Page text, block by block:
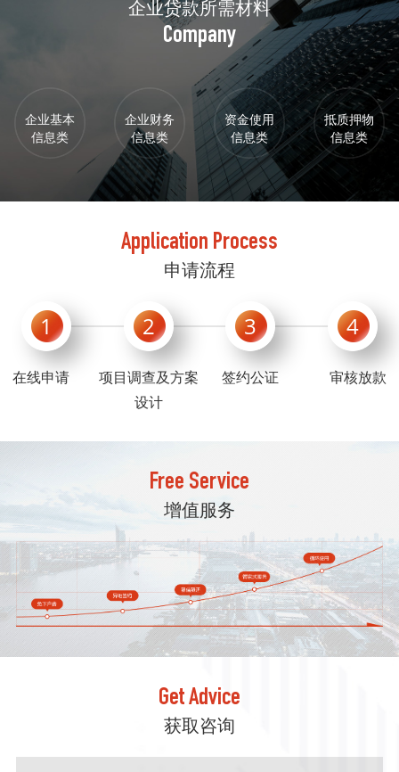
企业贷款所需材料
Company
企业基本
信息类
企业财务
信息类
资金使用
信息类
抵质押物
信息类
Application Process
申请流程
1 2 3 4
在线申请
项目调查及方案
设计
签约公证 审核放款
Free Service
增值服务
Get Advice
获取咨询